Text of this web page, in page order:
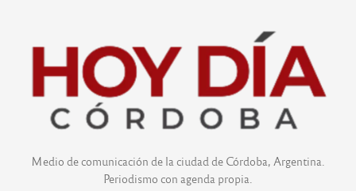
Medio de comunicación de la ciudad de Córdoba, Argentina.
Periodismo con agenda propia.